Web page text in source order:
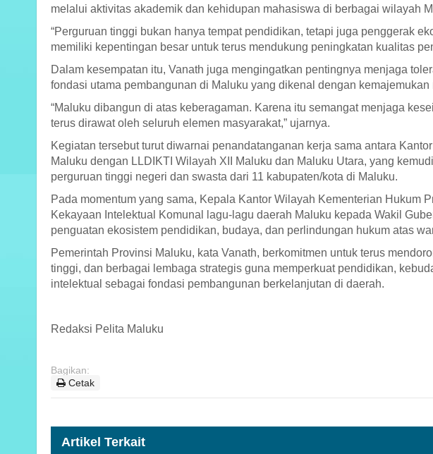
melalui aktivitas akademik dan kehidupan mahasiswa di berbagai wilayah
“Perguruan tinggi bukan hanya tempat pendidikan, tetapi juga penggerak
memiliki kepentingan besar untuk terus mendukung peningkatan kualitas
Dalam kesempatan itu, Vanath juga mengingatkan pentingnya menjaga
fondasi utama pembangunan di Maluku yang dikenal dengan kemajemukan
“Maluku dibangun di atas keberagaman. Karena itu semangat menjaga
terus dirawat oleh seluruh elemen masyarakat,” ujarnya.
Kegiatan tersebut turut diwarnai penandatanganan kerja sama antara
Maluku dengan LLDIKTI Wilayah XII Maluku dan Maluku Utara, yang
perguruan tinggi negeri dan swasta dari 11 kabupaten/kota di Maluku.
Pada momentum yang sama, Kepala Kantor Wilayah Kementerian Hukum
Kekayaan Intelektual Komunal lagu-lagu daerah Maluku kepada Wakil
penguatan ekosistem pendidikan, budaya, dan perlindungan hukum atas
Pemerintah Provinsi Maluku, kata Vanath, berkomitmen untuk terus
tinggi, dan berbagai lembaga strategis guna memperkuat pendidikan,
intelektual sebagai fondasi pembangunan berkelanjutan di daerah.
Redaksi Pelita Maluku
Bagikan:
Cetak
Artikel Terkait